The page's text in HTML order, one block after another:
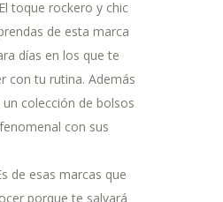
El toque rockero y chic
de esta marca
días en los que te
con tu rutina. Además
colección de bolsos
con sus
de esas marcas que
porque te salvará